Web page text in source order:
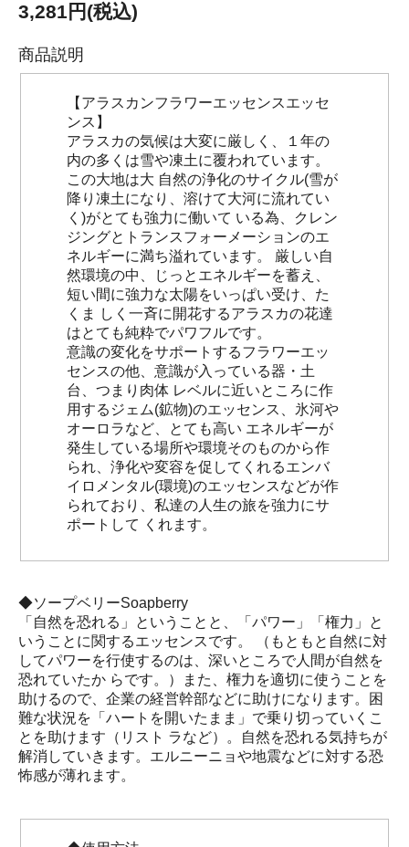
3,281円(税込)
商品説明
【アラスカンフラワーエッセンスエッセ
ンス】
アラスカの気候は大変に厳しく、１年の
内の多くは雪や凍土に覆われています。
この大地は大 自然の浄化のサイクル(雪が
降り凍土になり、溶けて大河に流れてい
く)がとても強力に働いて いる為、クレン
ジングとトランスフォーメーションのエ
ネルギーに満ち溢れています。 厳しい自
然環境の中、じっとエネルギーを蓄え、
短い間に強力な太陽をいっぱい受け、た
くま しく一斉に開花するアラスカの花達
はとても純粋でパワフルです。
意識の変化をサポートするフラワーエッ
センスの他、意識が入っている器・土
台、つまり肉体 レベルに近いところに作
用するジェム(鉱物)のエッセンス、氷河や
オーロラなど、とても高い エネルギーが
発生している場所や環境そのものから作
られ、浄化や変容を促してくれるエンバ
イロメンタル(環境)のエッセンスなどが作
られており、私達の人生の旅を強力にサ
ポートして くれます。
◆ソープベリーSoapberry
「自然を恐れる」ということと、「パワー」「権力」と
いうことに関するエッセンスです。 （もともと自然に対
してパワーを行使するのは、深いところで人間が自然を
恐れていたか らです。）また、権力を適切に使うことを
助けるので、企業の経営幹部などに助けになります。困
難な状況を「ハートを開いたまま」で乗り切っていくこ
とを助けます（リスト ラなど）。自然を恐れる気持ちが
解消していきます。エルニーニョや地震などに対する恐
怖感が薄れます。